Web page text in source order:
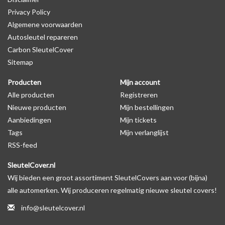
Levering
Voor 16:00 besteld = Dezelfde dag verzonden
Verzending naar België: 1/3 werkdagen
Merk: SleutelCover
Geschikt voor: Fiat
Gewicht: 20g
Materiaal: Siliconen
Geschikt voor o.a. de volgende modellen:
* Afhankelijk van het bouwjaar
* Controleer
altijd alsnog eerst uw model sleutel met het
Privacy Policy
Algemene voorwaarden
Autosleutel repareren
Carbon SleutelCover
Sitemap
Producten
Alle producten
Nieuwe producten
Aanbiedingen
Tags
RSS-feed
Mijn account
Registreren
Mijn bestellingen
Mijn tickets
Mijn verlanglijst
SleutelCover.nl
Wij bieden een groot assortiment SleutelCovers aan voor (bijna)
alle automerken. Wij produceren regelmatig nieuwe sleutel covers!
info@sleutelcover.nl